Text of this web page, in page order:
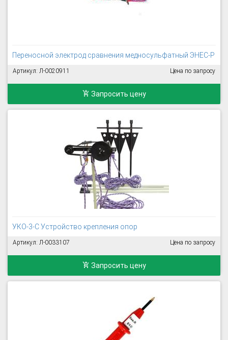
Переносной электрод сравнения медносульфатный ЭНЕС-Р
Артикул: Л-0020911 Цена по запросу
Запросить цену
УКО-3-С Устройство крепления опор
Артикул: Л-0033107 Цена по запросу
Запросить цену